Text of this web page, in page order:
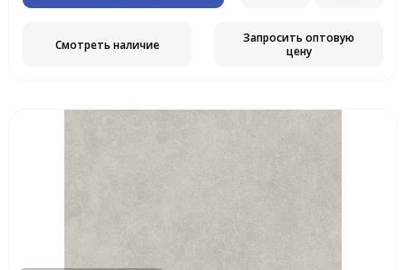
Смотреть наличие
Запросить оптовую
цену